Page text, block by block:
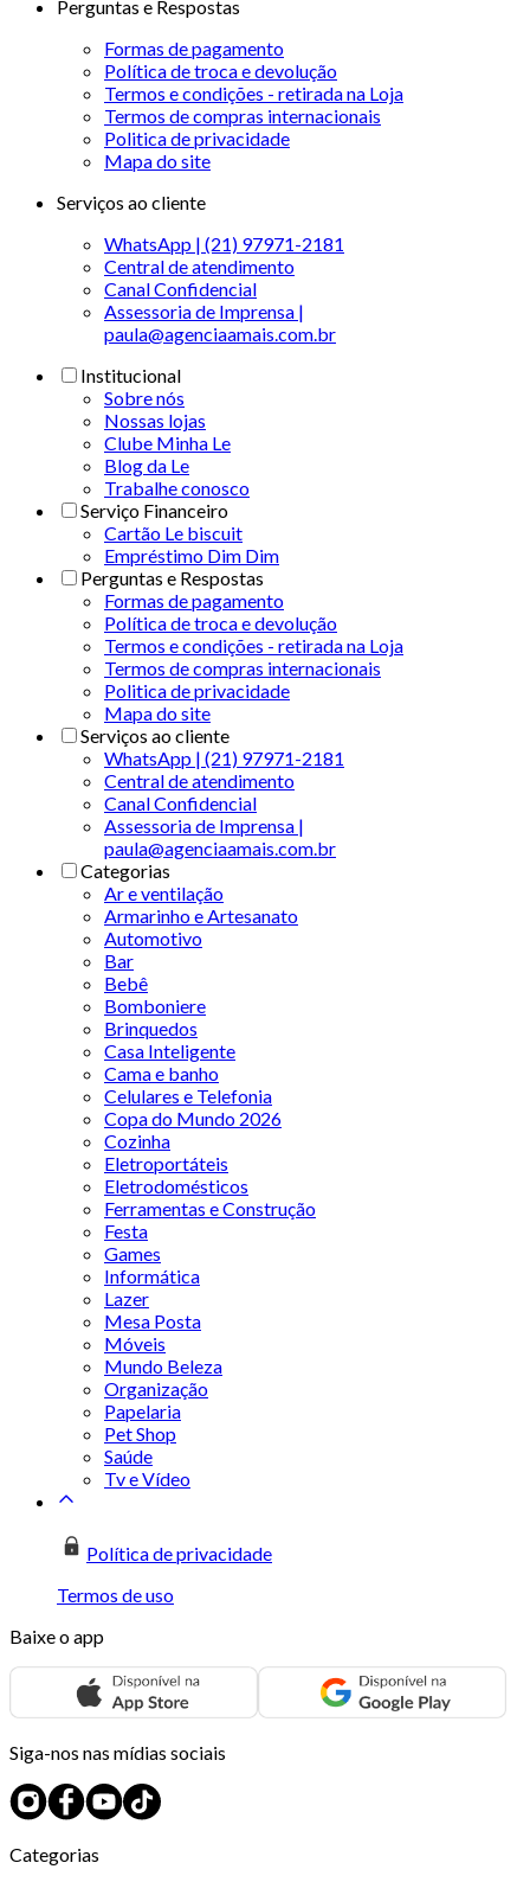
Perguntas e Respostas
Formas de pagamento
Política de troca e devolução
Termos e condições - retirada na Loja
Termos de compras internacionais
Politica de privacidade
Mapa do site
Serviços ao cliente
WhatsApp | (21) 97971-2181
Central de atendimento
Canal Confidencial
Assessoria de Imprensa |
paula@agenciaamais.com.br
Institucional
Sobre nós
Nossas lojas
Clube Minha Le
Blog da Le
Trabalhe conosco
Serviço Financeiro
Cartão Le biscuit
Empréstimo Dim Dim
Perguntas e Respostas
Formas de pagamento
Política de troca e devolução
Termos e condições - retirada na Loja
Termos de compras internacionais
Politica de privacidade
Mapa do site
Serviços ao cliente
WhatsApp | (21) 97971-2181
Central de atendimento
Canal Confidencial
Assessoria de Imprensa |
paula@agenciaamais.com.br
Categorias
Ar e ventilação
Armarinho e Artesanato
Automotivo
Bar
Bebê
Bomboniere
Brinquedos
Casa Inteligente
Cama e banho
Celulares e Telefonia
Copa do Mundo 2026
Cozinha
Eletroportáteis
Eletrodomésticos
Ferramentas e Construção
Festa
Games
Informática
Lazer
Mesa Posta
Móveis
Mundo Beleza
Organização
Papelaria
Pet Shop
Saúde
Tv e Vídeo
Política de privacidade
Termos de uso
Baixe o app
Siga-nos nas mídias sociais
Categorias